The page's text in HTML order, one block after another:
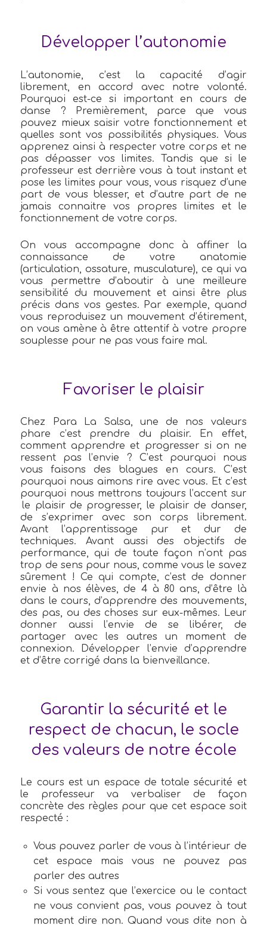
Développer l’autonomie
L’autonomie, c’est la capacité d’agir
librement, en accord avec notre volonté.
Pourquoi est-ce si important en cours de
danse ?
Premièrement, parce que vous
pouvez mieux saisir votre fonctionnement et
quelles sont vos possibilités physiques. Vous
apprenez ainsi à respecter votre corps et ne
pas dépasser vos limites. Tandis que si le
professeur est derrière vous à tout instant et
pose les limites pour vous, vous risquez d’une
part de vous blesser, et d’autre part de ne
jamais connaitre vos propres limites et le
fonctionnement de votre corps.
On vous accompagne donc à affiner la
connaissance de votre anatomie
(articulation, ossature, musculature), ce qui va
vous permettre d’aboutir à une meilleure
sensibilité du mouvement et ainsi être plus
précis dans vos gestes. Par exemple, quand
vous reproduisez un mouvement d’étirement,
on vous amène à être attentif à votre propre
souplesse pour ne pas vous faire mal.
Favoriser le plaisir
Chez Para La Salsa, une de nos valeurs
phare c’est prendre du plaisir. En effet,
comment apprendre et progresser si on ne
ressent pas l’envie ? C’est pourquoi nous
vous faisons des blagues en cours. C’est
pourquoi nous aimons rire avec vous. Et c’est
pourquoi nous mettrons toujours l’accent sur
le plaisir de progresser, le plaisir de danser,
de s’exprimer avec son corps librement.
Avant l’apprentissage pur et dur de
techniques. Avant aussi des objectifs de
performance, qui de toute façon n’ont pas
trop de sens pour nous, comme vous le savez
sûrement !Ce qui compte, c’est de donner
envie à nos élèves, de 4 à 80 ans, d’être là
dans le cours, d’apprendre des mouvements,
des pas, ou des choses sur eux-mêmes. Leur
donner aussi l’envie de se libérer, de
partager avec les autres un moment de
connexion. Développer l’envie d’apprendre
et d’être corrigé dans la bienveillance.
Garantir la sécurité et le
respect de chacun, le socle
des valeurs de notre école
Le cours est un espace de totale sécurité et
le professeur va verbaliser de façon
concrète des règles pour que cet espace soit
respecté :
Vous pouvez parler de vous à l’intérieur de
cet espace mais vous ne pouvez pas
parler des autres
Si vous sentez que l’exercice ou le contact
ne vous convient pas, vous pouvez à tout
moment dire non. Quand vous dite non à